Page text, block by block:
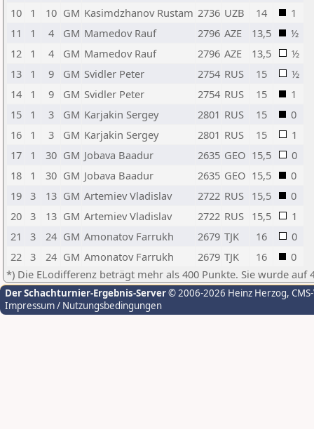
10
1 10 GM Kasimdzhanov Rustam 2736 UZB 14
1
11
1 4 GM Mamedov Rauf 2796 AZE 13,5
½
12
1 4 GM Mamedov Rauf 2796 AZE 13,5
½
13
1 9 GM Svidler Peter 2754 RUS 15
½
14
1 9 GM Svidler Peter 2754 RUS 15
1
15
1 3 GM Karjakin Sergey 2801 RUS 15
0
16
1 3 GM Karjakin Sergey 2801 RUS 15
1
17
1 30 GM Jobava Baadur 2635 GEO 15,5
0
18
1 30 GM Jobava Baadur 2635 GEO 15,5
0
19
3 13 GM Artemiev Vladislav 2722 RUS 15,5
0
20
3 13 GM Artemiev Vladislav 2722 RUS 15,5
1
21
3 24 GM Amonatov Farrukh 2679 TJK 16
0
22
3 24 GM Amonatov Farrukh 2679 TJK 16
0
*) Die ELodifferenz beträgt mehr als 400 Punkte. Sie wurde auf
Der Schachturnier-Ergebnis-Server© 2006-2026 Heinz Herzog,
Impressum / Nutzungsbedingungen